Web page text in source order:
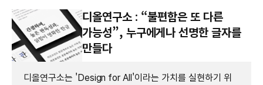
디올연구소 : “불편함은 또 다른
가능성”, 누구에게나 선명한 글자를
만들다
디올연구소는 'Design for All'이라는 가치를 실현하기 위